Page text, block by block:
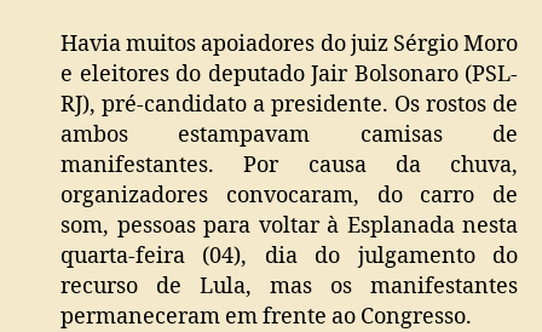
Havia muitos apoiadores do juiz Sérgio Moro
e eleitores do deputado Jair Bolsonaro (PSL-
RJ), pré-candidato a presidente. Os rostos de
ambos estampavam camisas de
manifestantes. Por causa da chuva,
organizadores convocaram, do carro de
som, pessoas para voltar à Esplanada nesta
quarta-feira (04), dia do julgamento do
recurso de Lula, mas os manifestantes
permaneceram em frente ao Congresso.